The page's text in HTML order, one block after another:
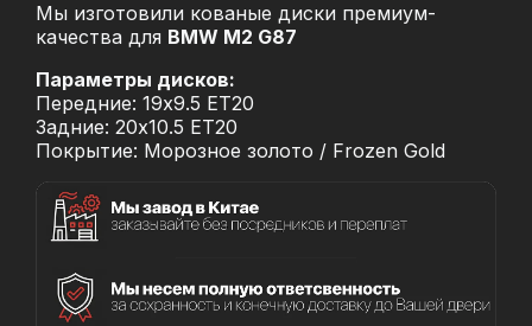
Мы изготовили кованые диски премиум-
качества для BMW M2 G87
Параметры дисков:
Передние: 19x9.5 ET20
Задние: 20x10.5 ET20
Покрытие: Морозное золото / Frozen Gold